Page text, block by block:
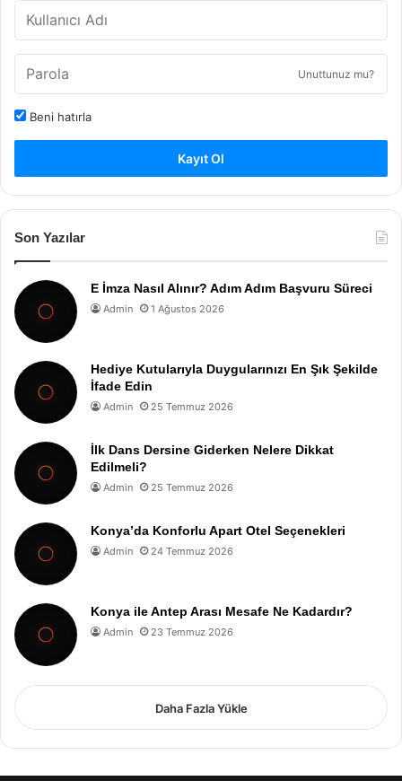
Unuttunuz mu?
Beni hatırla
Kayıt Ol
Son Yazılar
E İmza Nasıl Alınır? Adım Adım Başvuru Süreci
Admin 1 Ağustos 2026
Hediye Kutularıyla Duygularınızı En Şık Şekilde
İfade Edin
Admin 25 Temmuz 2026
İlk Dans Dersine Giderken Nelere Dikkat
Edilmeli?
Admin 25 Temmuz 2026
Konya’da Konforlu Apart Otel Seçenekleri
Admin 24 Temmuz 2026
Konya ile Antep Arası Mesafe Ne Kadardır?
Admin 23 Temmuz 2026
Daha Fazla Yükle